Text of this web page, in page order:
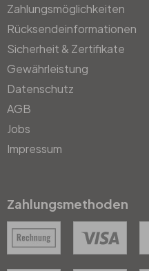
Zahlungsmöglichkeiten
Rücksendeinformationen
Sicherheit & Zertifikate
Gewährleistung
Datenschutz
AGB
Jobs
Impressum
Zahlungsmethoden